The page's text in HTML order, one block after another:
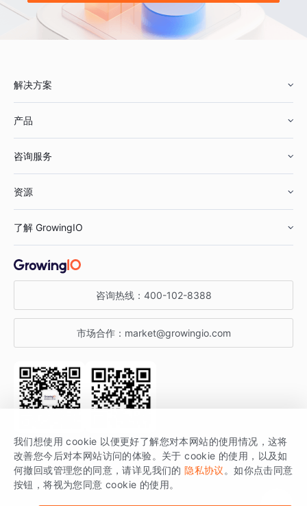
解决方案
鞋服行业
汽车行业
金融行业
产品
智能运营
获客分析
咨询服务
资源
增长公开课
增长博客
开发者文档
SDK 文档
场景指南
了解 GrowingIO
关于 GrowingIO
增长大会
行业活动
咨询热线： 400-102-8388
市场合作： market@growingio.com
关注公众号 获取更多干货
GrowingIO 是专注于数据智能分析与增长的品牌，核心平台为 GrowingIO
分析云。
我们想使用 cookie 以便更好了解您对本网站的使用情况，这将
改善您今后对本网站访问的体验。关于 cookie 的使用，以及如
何撤回或管理您的同意，请详见我们的 隐私协议 。如你点击同意
按钮，将视为您同意 cookie 的使用。